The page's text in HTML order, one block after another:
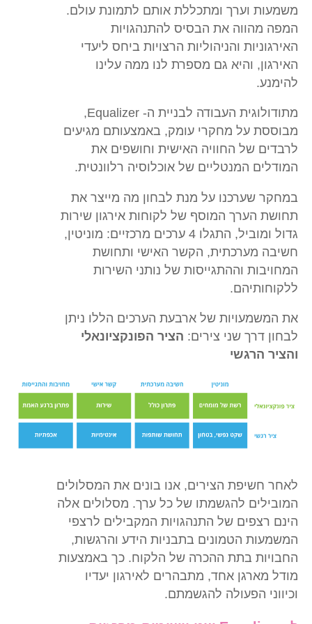
משמעות וערך ומתכללת אותם לתמונת עולם.
המפה מהווה את הבסיס להתנהגויות
האירגוניות והניהוליות הרצויות ביחס ליעדי
האירגון, והיא גם מספרת לנו ממה עלינו
להימנע.
מתודולוגית העבודה לבניית ה- Equalizer,
מבוססת על מחקרי עומק, באמצעותם מגיעים
לרבדים של החוויה האישית וחושפים את
המודלים המנטליים של אוכלוסיה רלוונטית.
במחקר שערכנו על מנת לבחון מה מייצר את
תחושת הערך המוסף של לקוחות אירגון שירות
גדול ומוביל, התגלו 4 ערכים מרכזיים: מוניטין,
חשיבה מערכתית, הקשר האישי ותחושת
המחויבות וההתגייסות של נותני השירות
ללקוחותיהם.
את המשמעויות של ארבעת הערכים הללו ניתן
לבחון דרך שני צירים: הציר הפונקציונאלי
והציר הרגשי
בחינה
של
4
ערכים:
חשיבה
מערכתית,
הקשר
לאחר חשיפת הצירים, אנו בונים את המסלולים
המובילים להגשמתו של כל ערך. מסלולים אלה
הינם רצפים של התנהגויות המקבילים לרצפי
המשמעות הטמונים בתבניות הידע והרגשות,
החבויות בתת ההכרה של הלקוח. כך באמצעות
מודל מארגן אחד, מתבהרים לאירגון יעדיו
וכיווני הפעולה להגשמתם.